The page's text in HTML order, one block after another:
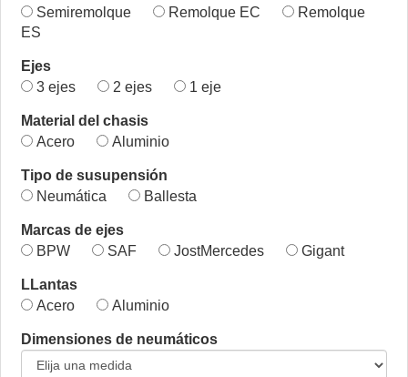
Semiremolque
Remolque EC
ES
Ejes
3 ejes
2 ejes 1 eje
Material del chasis
Acero
Aluminio
Tipo de susupensión
Neumática
Ballesta
Marcas de ejes
BPW
SAF JostMercedes Gigant
LLantas
Acero
Aluminio
Dimensiones de neumáticos